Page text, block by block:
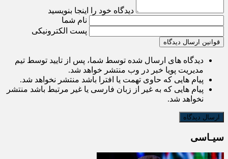
دیدگاه خود را اینجا بنویسید
نام شما
پست الکترونیکی
قوانین ارسال دیدگاه
دیدگاه های ارسال شده توسط شما، پس از تایید توسط تیم
مدیریت پویا خبر در وب منتشر خواهد شد.
پیام هایی که حاوی تهمت یا افترا باشد منتشر نخواهد شد.
پیام هایی که به غیر از زبان فارسی یا غیر مرتبط باشد منتشر
نخواهد شد.
سیـاسی